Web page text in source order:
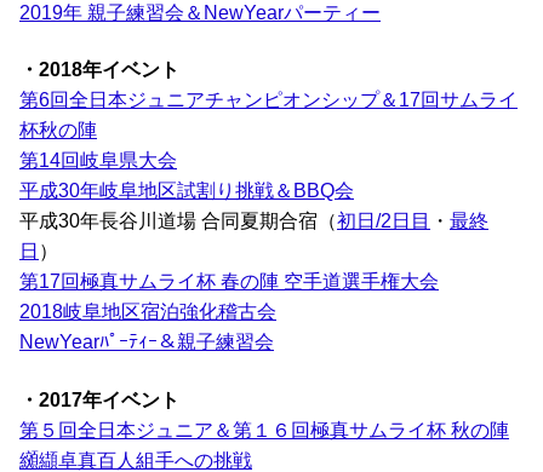
2019年 親子練習会＆NewYearパーティー
・2018年イベント
第6回全日本ジュニアチャンピオンシップ＆17回サムライ
杯秋の陣
第14回岐阜県大会
平成30年岐阜地区試割り挑戦＆BBQ会
平成30年長谷川道場 合同夏期合宿（初日/2日目 ・ 最終
日 ）
第17回極真サムライ杯 春の陣 空手道選手権大会
2018岐阜地区宿泊強化稽古会
NewYearﾊﾟｰﾃｨｰ＆親子練習会
・2017年イベント
第５回全日本ジュニア＆第１６回極真サムライ杯 秋の陣
纐纈卓真百人組手への挑戦